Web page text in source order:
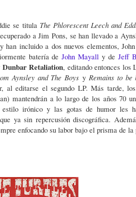
se titula The Phlorescent Leech and
a Jim Pons, se han llevado a
han incluido a dos nuevos elementos,
batería deJohn Mayall y deJeff
Dunbar Retaliation, editando entonces los
Aynsley and The Boysy Remains to be
al editarse el segundo LP. Más tarde,
mantendrán a lo largo de los años 70
irónico y las gotas de humor les
ya sin repercusión discográfica.
enfocando su labor bajo el prisma de la